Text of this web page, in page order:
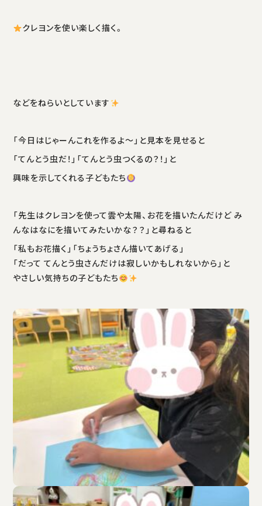
クレヨンを使い楽しく描く。
などをねらいとしています
「今日はじゃーんこれを作るよ〜」と見本を見せると
「てんとう虫だ！」「てんとう虫つくるの？！」と
興味を示してくれる子どもたち
「先生はクレヨンを使って雲や太陽、お花を描いたんだけど み
んなはなにを描いてみたいかな？？」と尋ねると
「私もお花描く」「ちょうちょさん描いてあげる」
「だって てんとう虫さんだけは寂しいかもしれないから」と
やさしい気持ちの子どもたち